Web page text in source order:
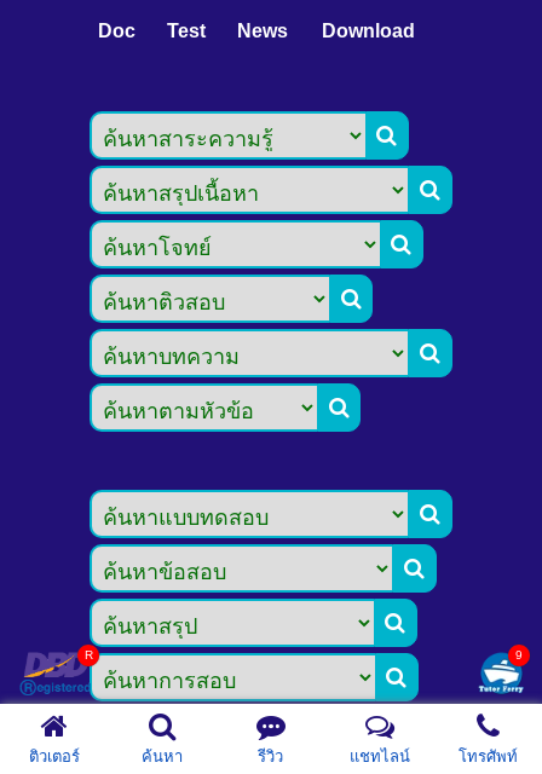
Doc Test News Download










ติวเตอร์ ค้นหา รีวิว แชทไลน์ โทรศัพท์